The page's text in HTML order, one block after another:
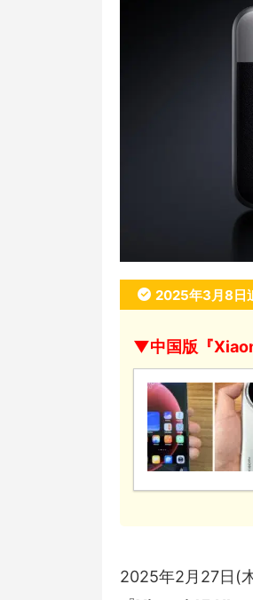
2025年3月8日
▼中国版『
2025年2月27日(